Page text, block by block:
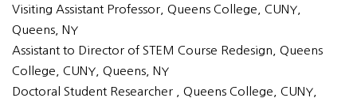
Visiting Assistant Professor, Queens College, CUNY,
Queens, NY
Assistant to Director of STEM Course Redesign, Queens
College, CUNY, Queens, NY
Doctoral Student Researcher , Queens College, CUNY,